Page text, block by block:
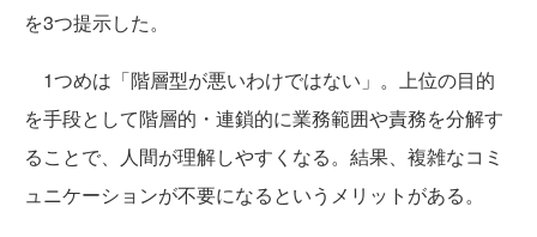
を3つ提示した。
1つめは「階層型が悪いわけではない」。上位の目的
を手段として階層的・連鎖的に業務範囲や責務を分解す
ることで、人間が理解しやすくなる。結果、複雑なコミ
ュニケーションが不要になるというメリットがある。